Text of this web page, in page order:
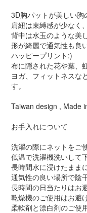
3D胸パットが美しい胸
肩紐は束縛感が少なく
背中は水玉のような美
形が綺麗で通気性も良
ハッピープリント:)
布に隠された花や葉、
ヨガ、フィットネスな
す。
Taiwan design , Made
お手入れについて
洗濯の際にネットをご
低温で洗濯機洗いして
長時間水に浸けたまま
通気性の良い場所で陰
長時間の日当たりはお
乾燥機のご使用はお避
柔軟剤と漂白剤のご使